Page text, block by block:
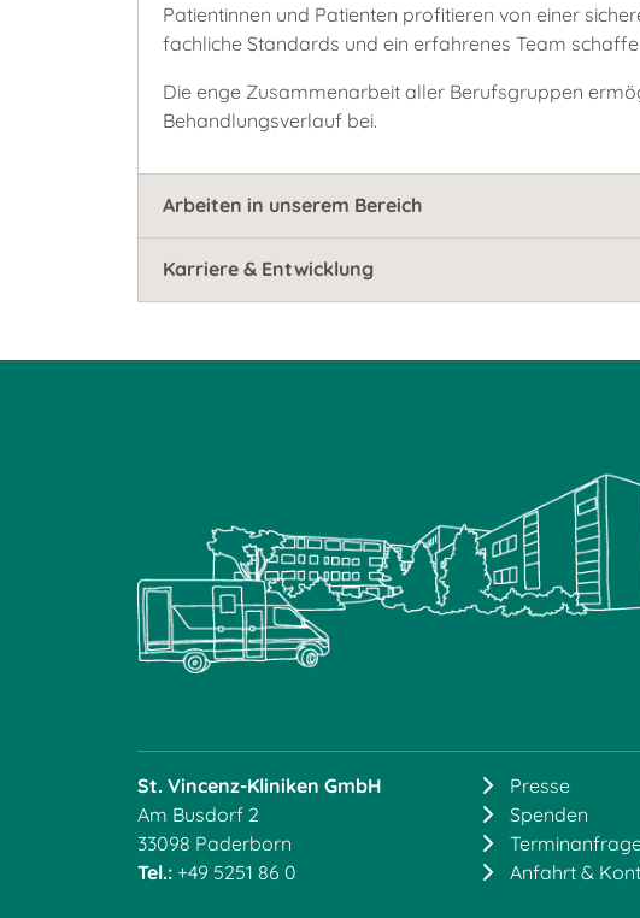
Patientinnen und Patienten profitieren von einer
fachliche Standards und ein erfahrenes Team
Die enge Zusammenarbeit aller Berufsgruppen
Behandlungsverlauf bei.
Arbeiten in unserem Bereich
Karriere & Entwicklung
St. Vincenz-Kliniken GmbH
Am Busdorf 2
33098 Paderborn
Tel.: +49 5251 86 0
Presse
Spenden
Anfahrt &